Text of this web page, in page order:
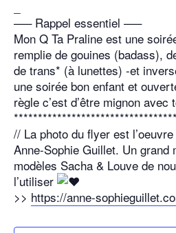
—– Rappel essentiel —–
Mon Q Ta Praline est une
remplie de gouines (badass),
de trans* (à lunettes) -et
une soirée bon enfant et
règle c’est d’être mignon avec
// La photo du flyer est
Anne-Sophie Guillet. Un grand
modèles Sacha & Louve de
l’utiliser
>> https://anne-